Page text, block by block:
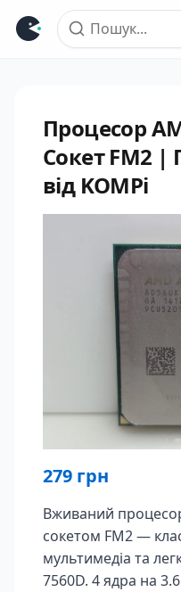
Процесор
Сокет FM2 |
від KOMPi
279 грн
Вживаний
сокетом FM2 —
мультимедіа та
7560D. 4 ядра на